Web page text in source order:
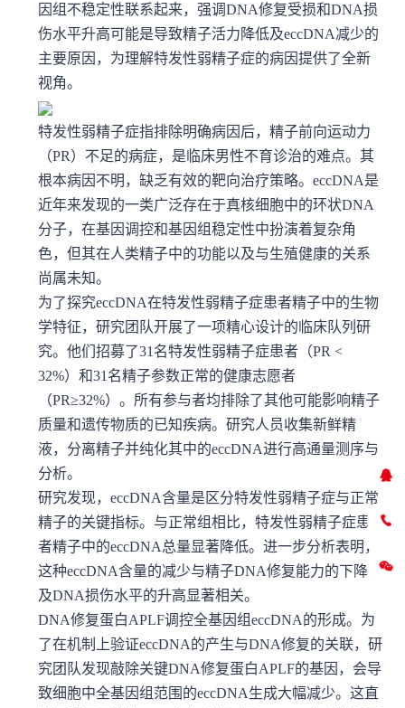
因组不稳定性联系起来，强调DNA修复受损和DNA损
伤水平升高可能是导致精子活力降低及eccDNA减少的
主要原因，为理解特发性弱精子症的病因提供了全新
视角。
特发性弱精子症指排除明确病因后，精子前向运动力
（PR）不足的病症，是临床男性不育诊治的难点。其
根本病因不明，缺乏有效的靶向治疗策略。eccDNA是
近年来发现的一类广泛存在于真核细胞中的环状DNA
分子，在基因调控和基因组稳定性中扮演着复杂角
色，但其在人类精子中的功能以及与生殖健康的关系
尚属未知。
为了探究eccDNA在特发性弱精子症患者精子中的生物
学特征，研究团队开展了一项精心设计的临床队列研
究。他们招募了31名特发性弱精子症患者（PR <
32%）和31名精子参数正常的健康志愿者
（PR≥32%）。所有参与者均排除了其他可能影响精子
质量和遗传物质的已知疾病。研究人员收集新鲜精
液，分离精子并纯化其中的eccDNA进行高通量测序与
分析。
研究发现，eccDNA含量是区分特发性弱精子症与正常
精子的关键指标。与正常组相比，特发性弱精子症患
者精子中的eccDNA总量显著降低。进一步分析表明，
这种eccDNA含量的减少与精子DNA修复能力的下降以
及DNA损伤水平的升高显著相关。
DNA修复蛋白APLF调控全基因组eccDNA的形成。为
了在机制上验证eccDNA的产生与DNA修复的关联，研
究团队发现敲除关键DNA修复蛋白APLF的基因，会导
致细胞中全基因组范围的eccDNA生成大幅减少。这直